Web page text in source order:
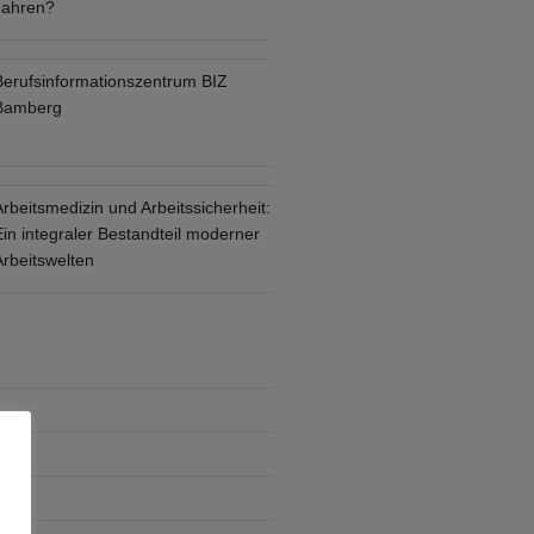
BIZ
und Arbeitssicherheit:
integraler Bestandteil moderner